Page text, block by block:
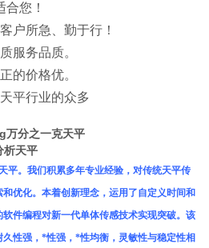
您！
户所急、勤于行！
优质服务品质。
的价格优。
平行业的众多
万分之一克天平
析天平
平。我们积累多年专业经验，对传统天平传
优化。本着创新理念，运用了自定义时间和
件编程对新一代单体传感技术实现突破。该
性强，*性强，*性均衡，灵敏性与稳定性相